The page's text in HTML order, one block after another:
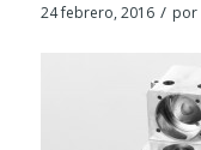
24 febrero, 2016 / por